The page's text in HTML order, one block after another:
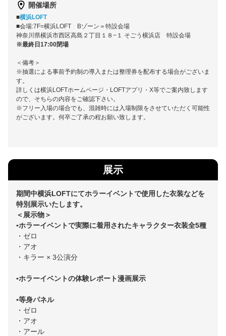
開催場所
■横浜LOFT
■会場:7F=横浜LOFT Bゾーン＝特設会場
神奈川県横浜市西区高島２丁目１８−１ そごう横浜店 特設会場
※最終日17:00閉場
＜備考＞
※抽選による事前予約制の導入または整理券を配布する場合がございま
す。
詳しくは横浜LOFTホームページ・LOFTアプリ・X等でご案内致します
ので、そちらの内容をご確認下さい。
※フリー入場の場合でも、混雑時には入場制限をさせていただく可能性
がございます。何卒ご了承の程お願い致します。
展示
期間中横浜LOFTにてホラーイベントで使用した衣装などを
特別展示いたします。
＜展示物＞
▪️ホラーイベントで実際に着用されたキャラクター衣装全5種
・ゼロ
・アオ
・キラー × 3公演分
▪️ホラーイベントの体験レポート漫画展示
▪️等身パネル
・ゼロ
・アオ
・アール